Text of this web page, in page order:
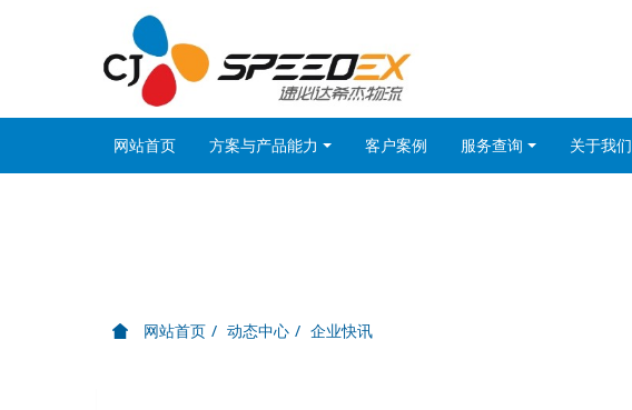
网站首页 方案与产品能力 客户案例 服务查询 关于我们
网站首页 动态中心 企业快讯